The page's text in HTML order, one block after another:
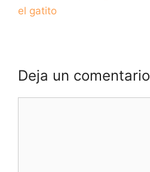
el gatito
Deja un comentario